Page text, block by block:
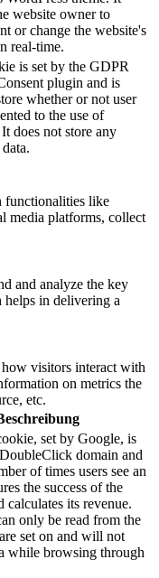
website owner to
or change the website's
real-time.
is set by the GDPR
plugin and is
whether or not user
to the use of
does not store any
functionalities like
media platforms, collect
and analyze the key
helps in delivering a
visitors interact with
on metrics the
etc.
set by Google, is
domain and
of times users see an
the success of the
calculates its revenue.
only be read from the
set on and will not
while browsing through